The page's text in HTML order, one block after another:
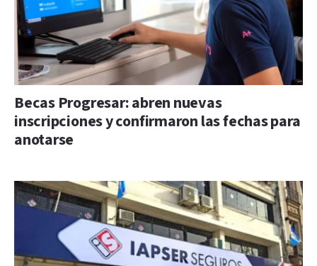
Becas Progresar: abren nuevas
inscripciones y confirmaron las fechas para
anotarse